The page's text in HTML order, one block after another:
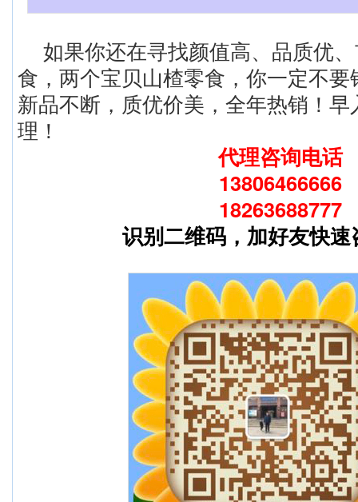
如果你还在寻找颜值高、品质优
食，两个宝贝山楂零食，你一定不
新品不断，质优价美，全年热销！
理！
代理咨询电话
13806466666
18263688777
识别二维码，加好友快